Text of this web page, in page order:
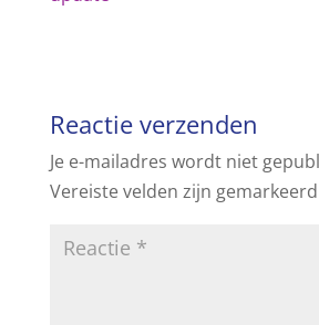
Reactie verzenden
Je e-mailadres wordt niet
Vereiste velden zijn